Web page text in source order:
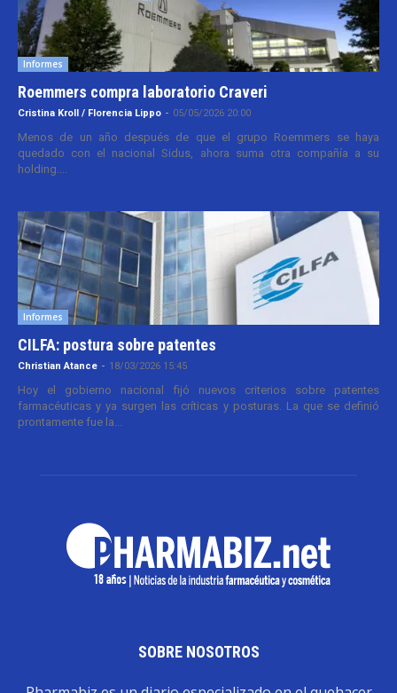
Informes
Roemmers compra laboratorio Craveri
Cristina Kroll / Florencia Lippo - 05/05/2026 20:00
Menos de un año después de que el grupo Roemmers se haya
quedado con el nacional Sidus, ahora suma otra compañía a su
holding....
Informes
CILFA: postura sobre patentes
Christian Atance - 18/03/2026 15:45
Hoy el gobierno nacional fijó nuevos criterios sobre patentes
farmacéuticas y ya surgen las críticas y posturas. La que se definió
prontamente fue la...
SOBRE NOSOTROS